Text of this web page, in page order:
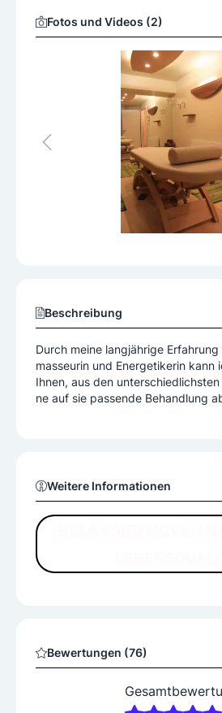
Fotos und Videos (2)
Beschreibung
Durch meine langjährige Erfahrung
masseurin und Energetikerin kann
Ihnen, aus den
ne auf sie passende Behandlung
Weitere Informationen
Bewertungen (76)